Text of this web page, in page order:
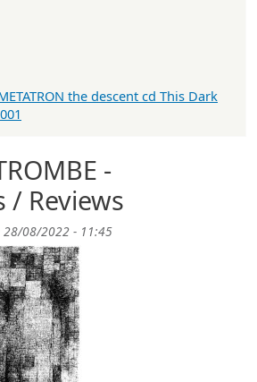
-
/ Reviews
28/08/2022 - 11:45
the descent cd This Dark